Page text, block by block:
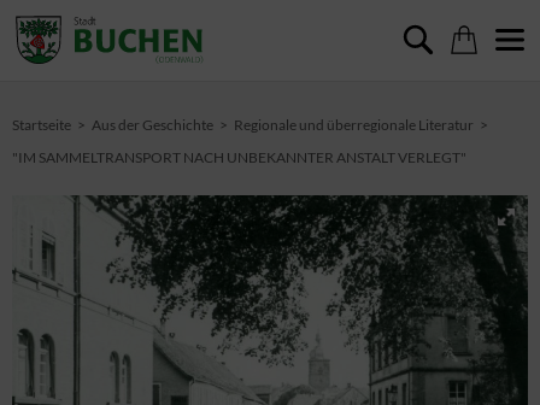
Startseite Aus der Geschichte
Regionale und überregionale Literatur
"IM SAMMELTRANSPORT NACH UNBEKANNTER ANSTALT VERLEGT"